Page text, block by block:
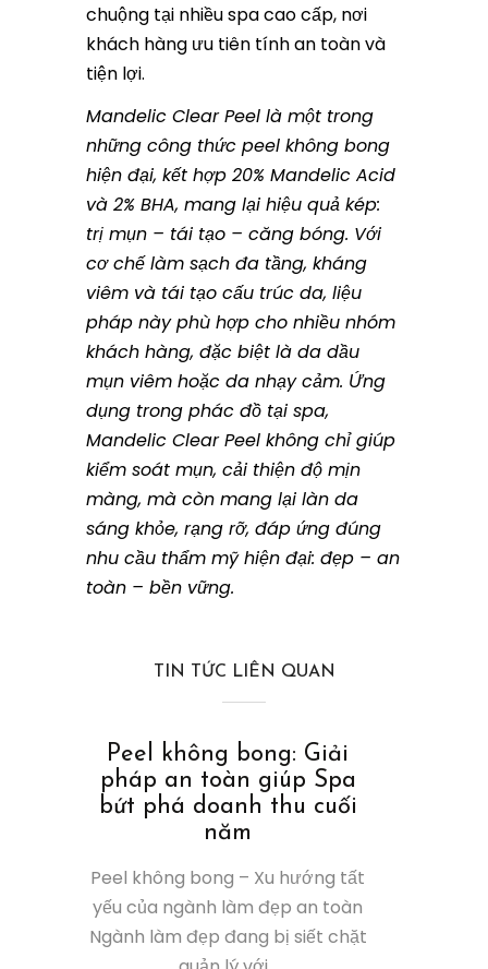
chuộng tại nhiều spa cao cấp, nơi
khách hàng ưu tiên tính an toàn và
tiện lợi.
Mandelic Clear Peel là một trong
những công thức peel không bong
hiện đại, kết hợp 20% Mandelic Acid
và 2% BHA, mang lại hiệu quả kép:
trị mụn – tái tạo – căng bóng. Với
cơ chế làm sạch đa tầng, kháng
viêm và tái tạo cấu trúc da, liệu
pháp này phù hợp cho nhiều nhóm
khách hàng, đặc biệt là da dầu
mụn viêm hoặc da nhạy cảm. Ứng
dụng trong phác đồ tại spa,
Mandelic Clear Peel không chỉ giúp
kiểm soát mụn, cải thiện độ mịn
màng, mà còn mang lại làn da
sáng khỏe, rạng rỡ, đáp ứng đúng
nhu cầu thẩm mỹ hiện đại: đẹp – an
toàn – bền vững.
TIN TỨC LIÊN QUAN
Peel không bong: Giải
pháp an toàn giúp Spa
bứt phá doanh thu cuối
năm
Peel không bong – Xu hướng tất
yếu của ngành làm đẹp an toàn
Ngành làm đẹp đang bị siết chặt